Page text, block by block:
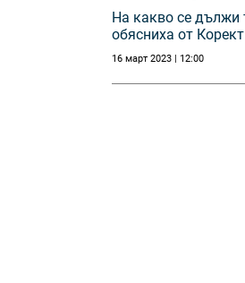
На какво се дължи
обясниха от
16 март 2023 | 12:00